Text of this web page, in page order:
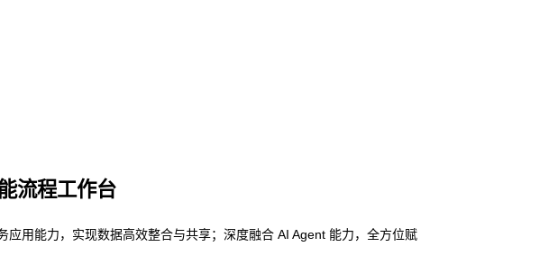
流程工作台
用能力，实现数据高效整合与共享；深度融合 AI Agent 能力，全方位赋